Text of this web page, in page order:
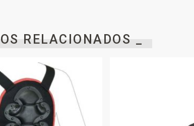
RELACIONADOS _